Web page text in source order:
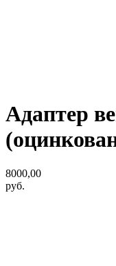
Адаптер
8000,00
руб.